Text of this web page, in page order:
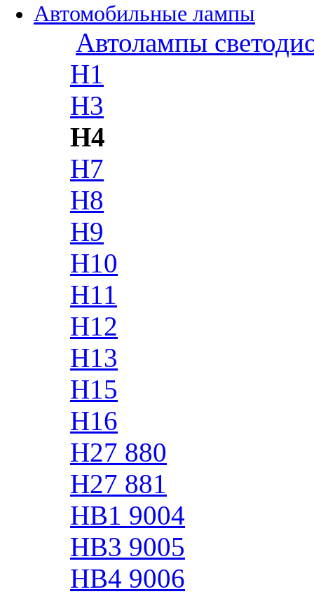
Автомобильные лампы
Автолампы
H1
H3
H4
H7
H8
H9
H10
H11
H12
H13
H15
H16
H27 880
H27 881
HB1 9004
HB3 9005
HB4 9006